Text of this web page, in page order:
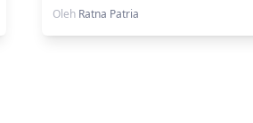
Online Pada Website
Oleh Ratna Patria